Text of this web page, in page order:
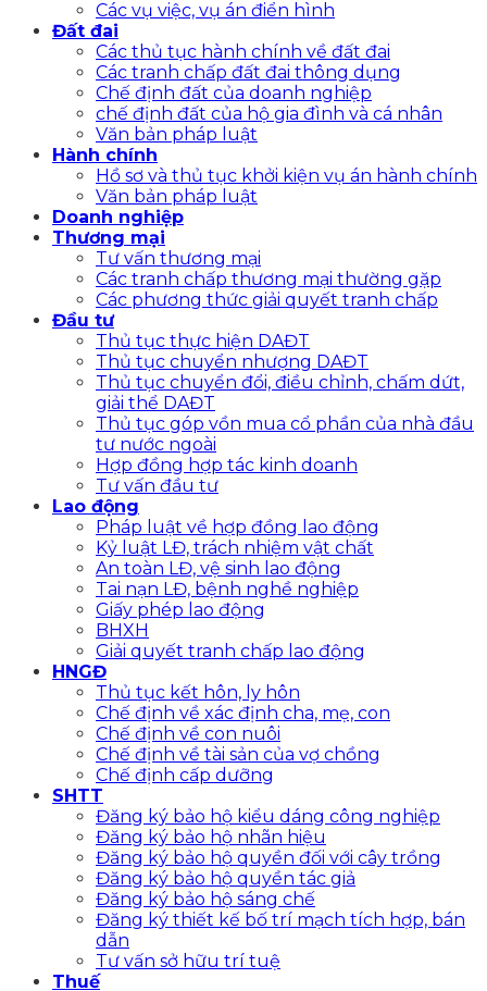
Các vụ việc, vụ án điển hình
Đất đai
Các thủ tục hành chính về đất đai
Các tranh chấp đất đai thông dụng
Chế định đất của doanh nghiệp
chế định đất của hộ gia đình và cá nhân
Văn bản pháp luật
Hành chính
Hồ sơ và thủ tục khởi kiện vụ án hành chính
Văn bản pháp luật
Doanh nghiệp
Thương mại
Tư vấn thương mại
Các tranh chấp thương mại thường gặp
Các phương thức giải quyết tranh chấp
Đầu tư
Thủ tục thực hiện DAĐT
Thủ tục chuyển nhượng DAĐT
Thủ tục chuyển đổi, điều chỉnh, chấm dứt,
giải thể DAĐT
Thủ tục góp vồn mua cổ phần của nhà đầu
tư nước ngoài
Hợp đồng hợp tác kinh doanh
Tư vấn đầu tư
Lao động
Pháp luật về hợp đồng lao động
Kỷ luật LĐ, trách nhiệm vật chất
An toàn LĐ, vệ sinh lao động
Tai nạn LĐ, bệnh nghề nghiệp
Giấy phép lao động
BHXH
Giải quyết tranh chấp lao động
HNGĐ
Thủ tục kết hôn, ly hôn
Chế định về xác định cha, mẹ, con
Chế định về con nuôi
Chế định về tài sản của vợ chồng
Chế định cấp dưỡng
SHTT
Đăng ký bảo hộ kiểu dáng công nghiệp
Đăng ký bảo hộ nhãn hiệu
Đăng ký bảo hộ quyền đối với cây trồng
Đăng ký bảo hộ quyền tác giả
Đăng ký bảo hộ sáng chế
Đăng ký thiết kế bố trí mạch tích hợp, bán
dẫn
Tư vấn sở hữu trí tuệ
Thuế